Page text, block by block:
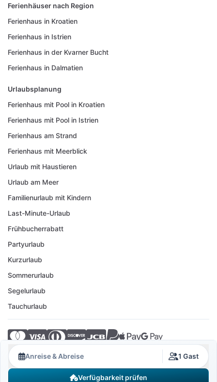
Anreise & Abreise 1 Gast
Verfügbarkeit prüfen
Ferienhäuser nach Region
Ferienhaus in Kroatien
Ferienhaus in Istrien
Ferienhaus in der Kvarner Bucht
Ferienhaus in Dalmatien
Urlaubsplanung
Ferienhaus mit Pool in Kroatien
Ferienhaus mit Pool in Istrien
Ferienhaus am Strand
Ferienhaus mit Meerblick
Urlaub mit Haustieren
Urlaub am Meer
Familienurlaub mit Kindern
Last-Minute-Urlaub
Frühbucherrabatt
Partyurlaub
Kurzurlaub
Sommerurlaub
Segelurlaub
Tauchurlaub
© 2026 Crovillas GmbH